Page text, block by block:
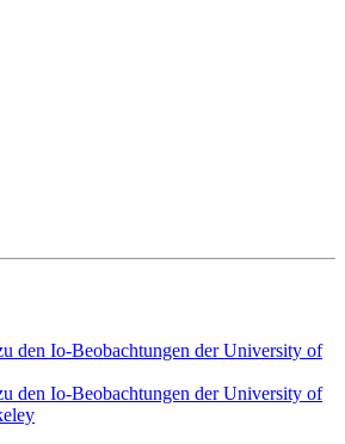
den Io-Beobachtungen der University of
den Io-Beobachtungen der University of